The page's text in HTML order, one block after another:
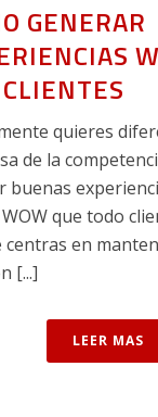
GENERAR
quieres
de la
buenas
que todo
centras en
[...]
LEER MAS